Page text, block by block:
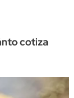
cotiza